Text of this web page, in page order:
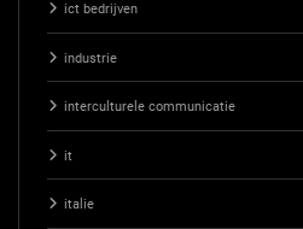
ict bedrijven
industrie
interculturele communicatie
it
italie